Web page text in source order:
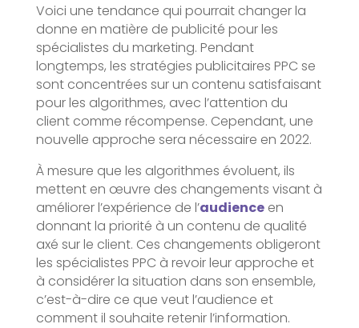
Voici une tendance qui pourrait changer la
donne en matière de publicité pour les
spécialistes du marketing. Pendant
longtemps, les stratégies publicitaires PPC se
sont concentrées sur un contenu satisfaisant
pour les algorithmes, avec l’attention du
client comme récompense. Cependant, une
nouvelle approche sera nécessaire en 2022.
À mesure que les algorithmes évoluent, ils
mettent en œuvre des changements visant à
améliorer l’expérience de l’audienceen
donnant la priorité à un contenu de qualité
axé sur le client. Ces changements obligeront
les spécialistes PPC à revoir leur approche et
à considérer la situation dans son ensemble,
c’est-à-dire ce que veut l’audience et
comment il souhaite retenir l’information.